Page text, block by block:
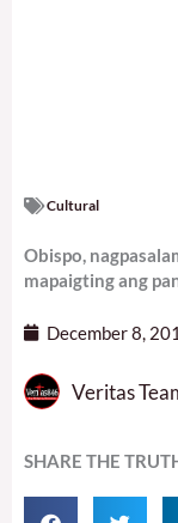
Cultural
Obispo,
mapaigting ang
December 8,
Veritas
SHARE THE